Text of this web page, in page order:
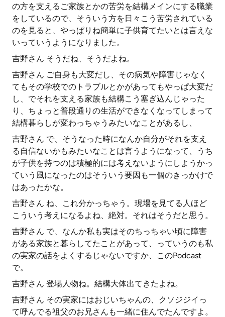
の方を支えるご家族とかの苦労を結構メインにする職業
をしているので、そういう方を日々こう苦労されている
のを見ると、やっぱりね簡単に子供育てたいとは言えな
いっていうようになりました。
吉野さん そうだね、そうだよね。
吉野さん ご自身も大変だし、その病気や障害じゃなく
てもその学校でのトラブルとかがあってもやっぱ大変だ
し、でそれを支える家族も結構こう塞ぎ込んじゃった
り、ちょっと普段通りの生活ができなくなってしまって
結構暮らしが変わっちゃうみたいなことがあるし、
吉野さん で、そうなった時になんか自分がそれを支え
る自信ないかもみたいなことは言うようになって、うち
が子供を持つのは積極的には考えないようにしようかっ
ていう風になったのはそういう要因も一個のきっかけで
はあったかな。
吉野さん ね、これ分かっちゃう。現場を見てる人ほど
こういう考えになるよね、絶対。それはそうだと思う。
吉野さん で、なんか私も実はそのちっちゃい頃に障害
がある家族と暮らしてたことがあって、っていうのも私
の実家の話をよくするじゃないですか、このPodcast
で。
吉野さん 登場人物ね。結構大体出てきたよね。
吉野さん その実家にはおじいちゃんの、クソジジイっ
て呼んでる祖父のお兄さんも一緒に住んでたんですよ。